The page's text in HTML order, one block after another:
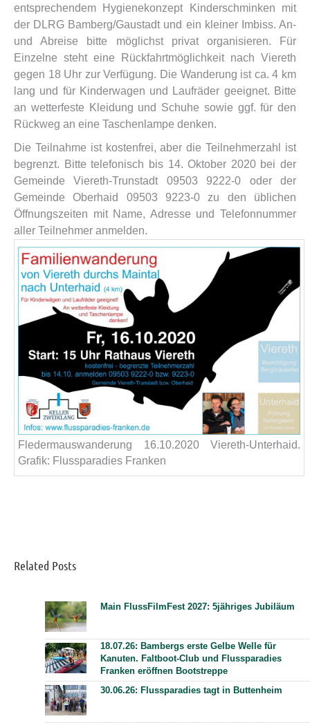
entsprechendem Hygienekonzept Kinderschminken mit
der DLRG Bamberg/Gaustadt und ein kleiner Imbiss. An-
und Abreise bitte möglichst privat organisieren. Für
Einzelne steht eine Rückfahrtmöglichkeit nach Viereth
gegen 18 Uhr zur Verfügung. Die Wanderung ist ca. 4 km
lang und für Kinderwagen und Laufräder geeignet. Bitte
an wetterfeste Kleidung und Schuhe sowie ggf. für den
Rückweg an eine Taschenlampe denken.
Die Teilnahme ist kostenfrei, aber die Teilnehmerzahl ist
begrenzt. Bitte telefonisch bis 14. Oktober 2020 bei der
Gemeinde Viereth-Trunstadt 09503 9222-0 oder der
Gemeinde Oberhaid 09503 9223-0 zu den üblichen
Öffnungszeiten mit Name, Adresse und Telefonnummer
aller Teilnehmer anmelden.
Fledermauswanderung 16.10.2020 Viereth-Unterhaid.
Grafik: Flussparadies Franken
Related Posts
Main FlussFilmFest 2027: 5jähriges Jubiläum
18.07.26: Bambergs erste Gelbe Welle für
Kanuten. Faltboot-Club und Flussparadies
Franken eröffnen Bootstreppe
30.06.26: Flussparadies tagt in Buttenheim